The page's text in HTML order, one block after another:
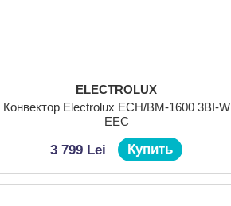
ELECTROLUX
Конвектор Electrolux ECH/BM-1600 3BI-W
EEC
3 799 Lei Купить